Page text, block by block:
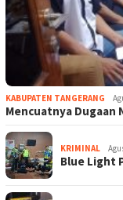
KABUPATEN TANGERANG
Mencuatnya Dugaan
KRIMINAL
Blue Light